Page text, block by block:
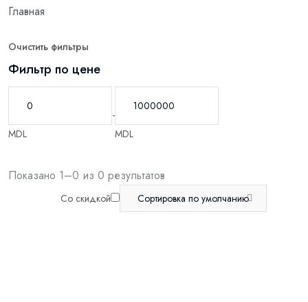
Главная
Очистить фильтры
Фильтр по цене
MDL
-
MDL
Показано 1–0 из 0 результатов
Со скидкой Сортировка по умолчанию